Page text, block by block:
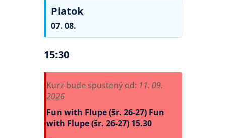
Piatok
07. 08.
15:30
Kurz bude spustený od: 11. 09.
2026
Fun with Flupe (šr. 26-27) Fun
with Flupe (šr. 26-27) 15.30